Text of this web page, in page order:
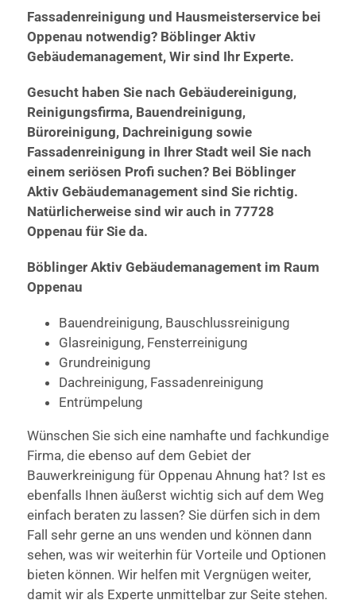
Fassadenreinigung und Hausmeisterservice bei
Oppenau notwendig? Böblinger Aktiv
Gebäudemanagement, Wir sind Ihr Experte.
Gesucht haben Sie nach Gebäudereinigung,
Reinigungsfirma, Bauendreinigung,
Büroreinigung, Dachreinigung sowie
Fassadenreinigung in Ihrer Stadt weil Sie nach
einem seriösen Profi suchen? Bei Böblinger
Aktiv Gebäudemanagement sind Sie richtig.
Natürlicherweise sind wir auch in 77728
Oppenau für Sie da.
Böblinger Aktiv Gebäudemanagement im Raum
Oppenau
Bauendreinigung, Bauschlussreinigung
Glasreinigung, Fensterreinigung
Grundreinigung
Dachreinigung, Fassadenreinigung
Entrümpelung
Wünschen Sie sich eine namhafte und fachkundige
Firma, die ebenso auf dem Gebiet der
Bauwerkreinigung für Oppenau Ahnung hat? Ist es
ebenfalls Ihnen äußerst wichtig sich auf dem Weg
einfach beraten zu lassen? Sie dürfen sich in dem
Fall sehr gerne an uns wenden und können dann
sehen, was wir weiterhin für Vorteile und Optionen
bieten können. Wir helfen mit Vergnügen weiter,
damit wir als Experte unmittelbar zur Seite stehen.